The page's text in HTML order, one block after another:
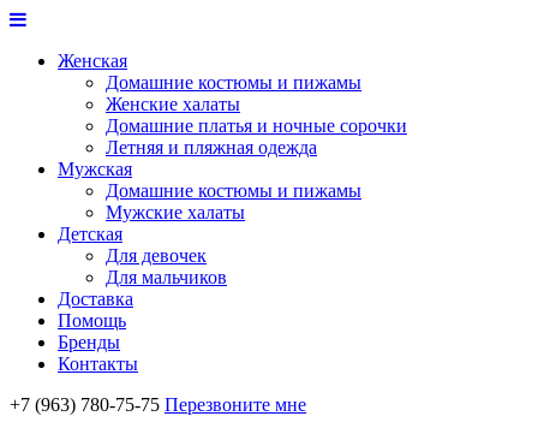
Женская
Домашние костюмы и пижамы
Женские халаты
Домашние платья и ночные сорочки
Летняя и пляжная одежда
Мужская
Домашние костюмы и пижамы
Мужские халаты
Детская
Для девочек
Для мальчиков
Доставка
Помощь
Бренды
Контакты
+7 (963) 780-75-75 Перезвоните мне